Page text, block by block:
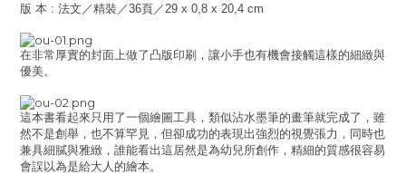
版 本 : 法文／精裝／36頁／29 x 0,8 x 20,4 cm
在非常厚實的封面上做了凸版印刷，讓小手也有機會接觸這樣的細緻與
優美。
這本書看起來只用了一個繪圖工具，類似沾水墨筆的畫筆就完成了，雖
然不是創舉，也不算罕見，但卻成功的表現出強烈的視覺張力，同時也
兼具細膩與雅緻，誰能看出這居然是為幼兒所創作，精細的質感很容易
會誤以為是給大人的繪本。